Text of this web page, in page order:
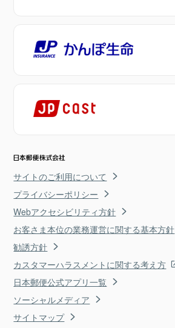
サイトのご利用について
プライバシーポリシー
Webアクセシビリティ方針
お客さま本位の業務運営に関する基本方針
勧誘方針
カスタマーハラスメントに関する考え方
日本郵便公式アプリ一覧
ソーシャルメディア
サイトマップ